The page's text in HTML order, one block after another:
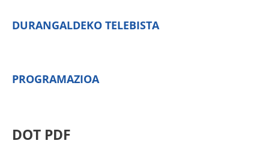
DURANGALDEKO TELEBISTA
PROGRAMAZIOA
DOT PDF